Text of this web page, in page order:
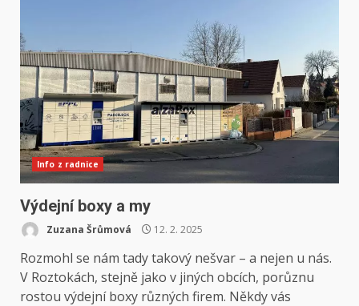
Info z radnice
Výdejní boxy a my
Zuzana Šrůmová 12. 2. 2025
Rozmohl se nám tady takový nešvar – a nejen u nás.
V Roztokách, stejně jako v jiných obcích, porůznu
rostou výdejní boxy různých firem. Někdy vás